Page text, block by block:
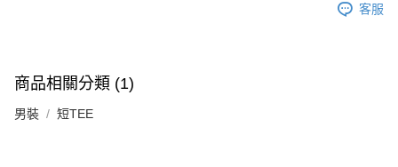
客服
商品相關分類 (1)
男裝 短TEE